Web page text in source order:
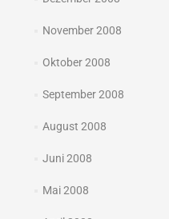
November 2008
Oktober 2008
September 2008
August 2008
Juni 2008
Mai 2008